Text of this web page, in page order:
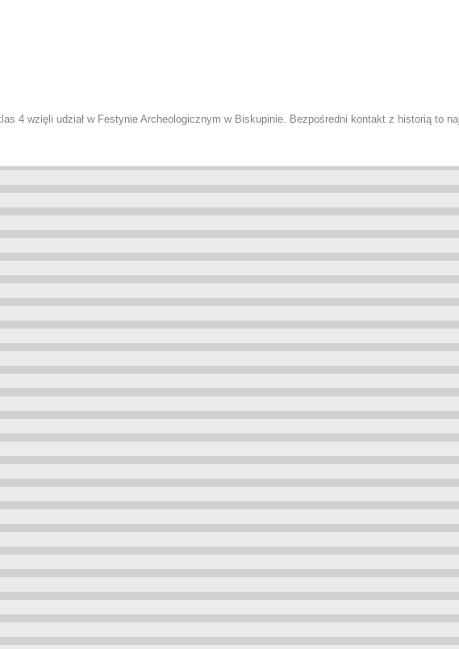
4 wzięli udział w Festynie Archeologicznym w Biskupinie. Bezpośredni kontakt z historią to